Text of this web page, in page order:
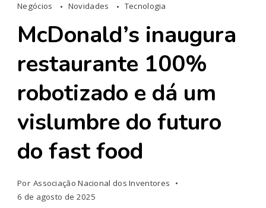
Negócios
Novidades Tecnologia
McDonald’s inaugura
restaurante 100%
robotizado e dá um
vislumbre do futuro
do fast food
Por Associação Nacional dos Inventores
6 de agosto de 2025